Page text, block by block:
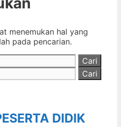
menemukan hal yang
pada pencarian.
DIDIK